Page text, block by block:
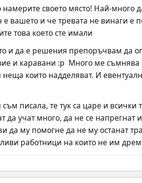
намерите своето място! Най-много
е вашето и че тревата не винаги
това което сте имали
и да е решения препоръчвам да
и каравани :p  Много ме
които надделяват. И
писала, те тук са царе и всички
да учат много, да не се напрегнат
да му помогне да не му останат
работници на които не им